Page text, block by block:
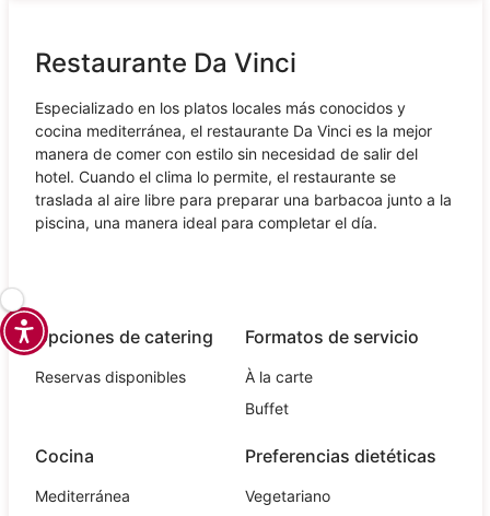
Restaurante Da Vinci
Especializado en los platos locales más conocidos y
cocina mediterránea, el restaurante Da Vinci es la mejor
manera de comer con estilo sin necesidad de salir del
hotel. Cuando el clima lo permite, el restaurante se
traslada al aire libre para preparar una barbacoa junto a la
piscina, una manera ideal para completar el día.
Opciones de catering
Reservas disponibles
Formatos de servicio
À la carte
Buffet
Cocina
Mediterránea
Preferencias dietéticas
Vegetariano